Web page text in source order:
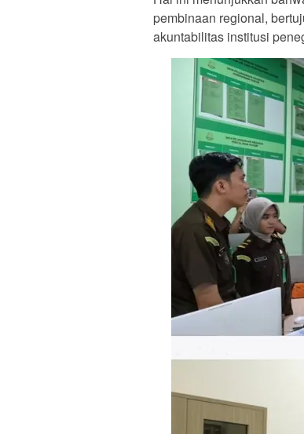
pembinaan regional,
akuntabilitas institusi